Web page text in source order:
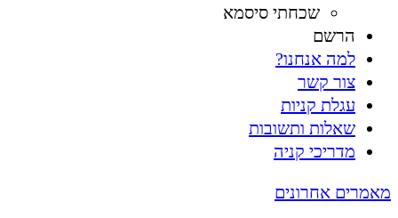
שכחתי סיסמא
הרשם
למה אנחנו?
צור קשר
עגלת קניות
שאלות ותשובות
מדריכי קניה
מאמרים אחרונים